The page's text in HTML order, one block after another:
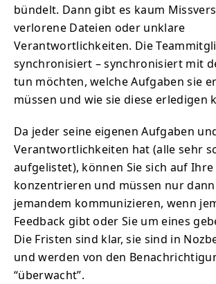
bündelt. Dann gibt es kaum
verlorene Dateien oder unklare
Verantwortlichkeiten. Die
synchronisiert – synchronisiert mit
tun möchten, welche Aufgaben sie
müssen und wie sie diese erledigen
Da jeder seine eigenen Aufgaben
Verantwortlichkeiten hat (alle sehr
aufgelistet), können Sie sich auf
konzentrieren und müssen nur
jemandem kommunizieren, wenn
Feedback gibt oder Sie um eines
Die Fristen sind klar, sie sind in
und werden von den
“überwacht”.